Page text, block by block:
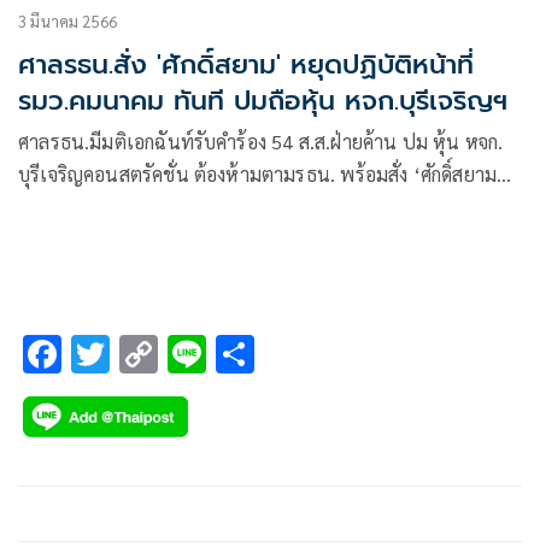
3 มีนาคม 2566
ศาลรธน.สั่ง 'ศักดิ์สยาม' หยุดปฏิบัติหน้าที่
รมว.คมนาคม ทันที ปมถือหุ้น หจก.บุรีเจริญฯ
ศาลรธน.มีมติเอกฉันท์รับคำร้อง 54 ส.ส.ฝ่ายค้าน ปม หุ้น หจก.
บุรีเจริญคอนสตรัคชั่น ต้องห้ามตามรธน. พร้อมสั่ง ‘ศักดิ์สยาม
F
ac
e
T
wi
tt
C
o
p
Li